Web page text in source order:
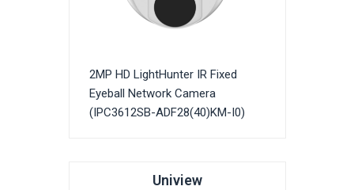
2MP HD LightHunter IR Fixed
Eyeball Network Camera
(IPC3612SB-ADF28(40)KM-I0)
Uniview